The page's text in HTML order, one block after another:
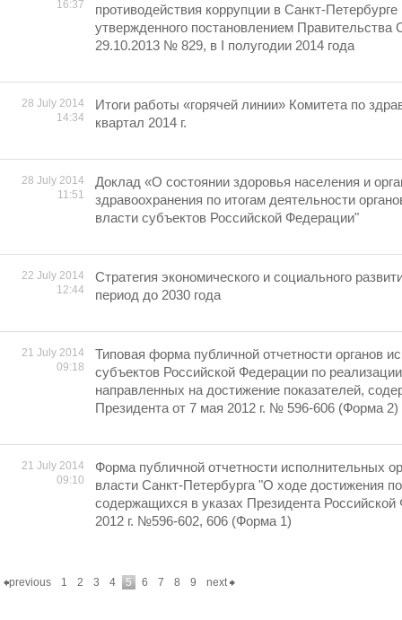
16:37
противодействия коррупции в Санкт-
утвержденного постановлением Правительства
29.10.2013 № 829, в I полугодии 2014 года
28 July 2014
14:34
Итоги работы «горячей линии» Комитета по
квартал 2014 г.
28 July 2014
11:51
Доклад «О состоянии здоровья населения и
здравоохранения по итогам деятельности
власти субъектов Российской Федерации"
22 July 2014
12:44
Cтратегия экономического и социального
период до 2030 года
21 July 2014
09:18
Типовая форма публичной отчетности органов
субъектов Российской Федерации по
направленных на достижение показателей,
Президента от 7 мая 2012 г. № 596-606 (Форма 2)
21 July 2014
09:10
Форма публичной отчетности исполнительных
власти Санкт-Петербурга "О ходе достижения
содержащихся в указах Президента
2012 г. №596-602, 606 (Форма 1)
previous 1 2 3 4 5 6 7 8 9 next